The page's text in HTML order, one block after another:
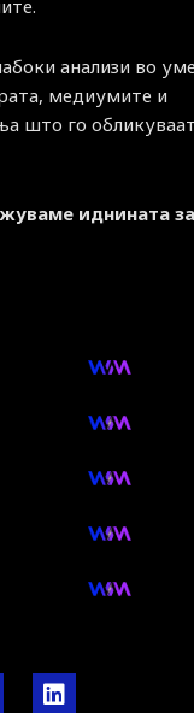
анализи во
медиумите и
што го обликуваат
иднината
L